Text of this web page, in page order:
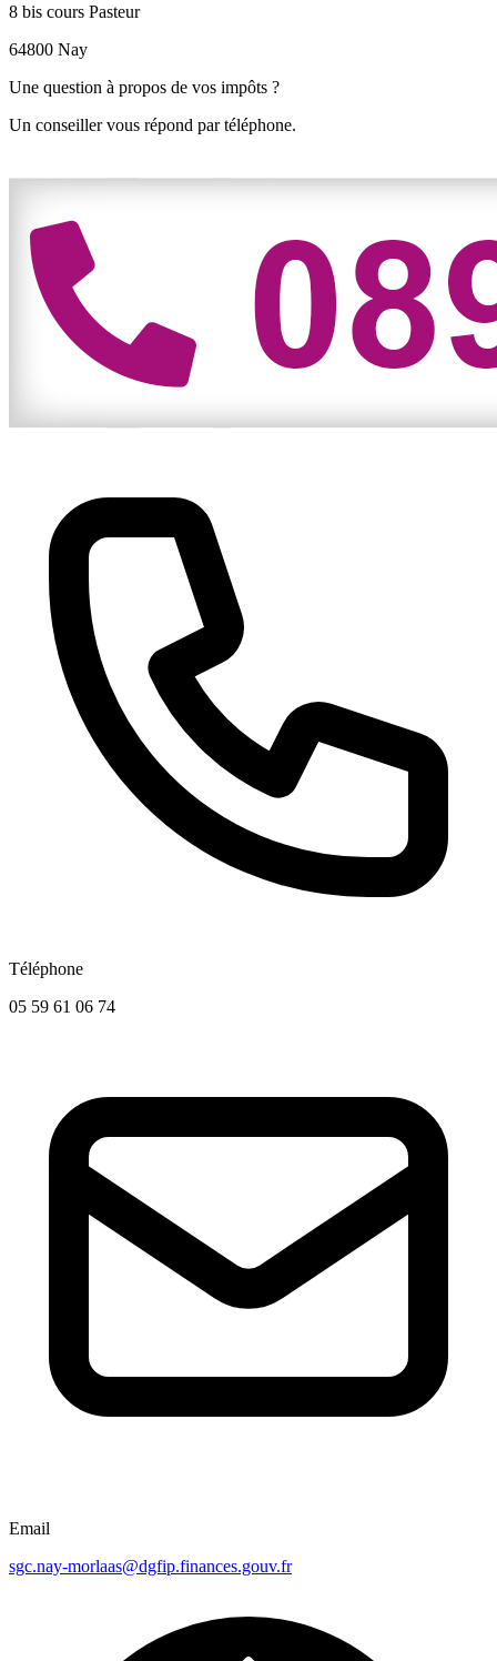
8 bis cours Pasteur
64800 Nay
Une question à propos de vos impôts ?
Un conseiller vous répond par téléphone.
Téléphone
05 59 61 06 74
Email
sgc.nay-morlaas@dgfip.finances.gouv.fr